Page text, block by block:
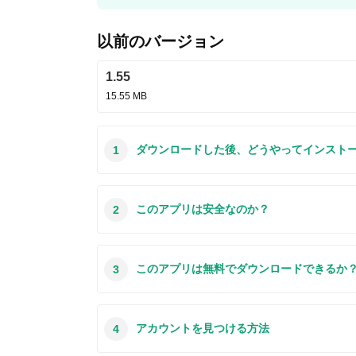
以前のバージョン
1.55
15.55 MB
1 ダウンロードした後、どうやってインスト
合、この手続きはもっと複雑になるかもしれま
2 このアプリは安全なのか？
本サイトからダウンロードされたアプリの安全
3 このアプリは無料でダウンロードできるか？
わざアカウントを作成する必要はありません。
4 アカウントを見つける方法